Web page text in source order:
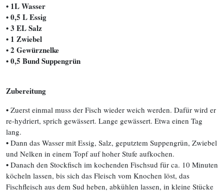
• 1L Wasser
• 0,5 L Essig
• 3 EL Salz
• 1 Zwiebel
• 2 Gewürznelke
•0,5 Bund Suppengrün
Zubereitung
• Zuerst einmal muss der Fisch wieder weich werden. Dafür wird er
re-hydriert, sprich gewässert. Lange gewässert. Etwa einen Tag
lang.
• Dann das Wasser mit Essig, Salz, geputztem Suppengrün, Zwiebel
und Nelken in einem Topf auf hoher Stufe aufkochen.
• Danach den Stockfisch im kochenden Fischsud für ca. 10 Minuten
köcheln lassen, bis sich das Fleisch vom Knochen löst, das
Fischfleisch aus dem Sud heben, abkühlen lassen, in kleine Stücke